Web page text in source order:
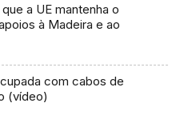
a UE mantenha o
à Madeira e ao
com cabos de
(vídeo)